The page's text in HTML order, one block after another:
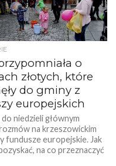
o
złotych, które
do gminy z
europejskich
niedzieli głównym
na krzeszowickim
fundusze europejskie. Jak
na co przeznaczyć